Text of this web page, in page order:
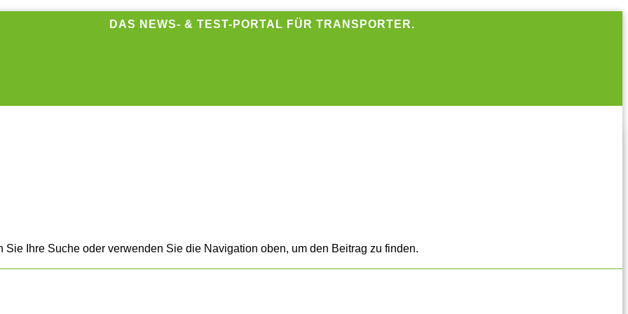
DAS NEWS- & TEST-PORTAL FÜR TRANSPORTER.
Ihre Suche oder verwenden Sie die Navigation oben, um den Beitrag zu finden.